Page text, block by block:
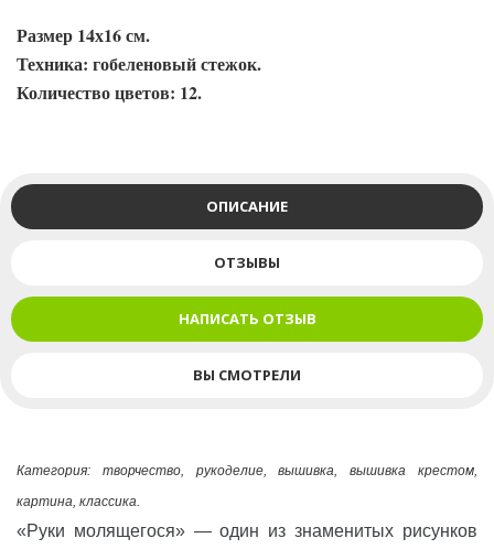
Размер 14х16 см.
Техника: гобеленовый стежок.
Количество цветов: 12.
ОПИСАНИЕ
ОТЗЫВЫ
НАПИСАТЬ ОТЗЫВ
ВЫ СМОТРЕЛИ
Категория: творчество, рукоделие, вышивка, вышивка крестом,
картина, классика.
«Руки молящегося» — один из знаменитых рисунков